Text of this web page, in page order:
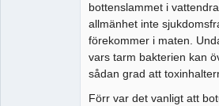
bottenslammet i
allmänhet inte
förekommer i maten.
vars tarm bakterien kan
sådan grad att
Förr var det vanligt att